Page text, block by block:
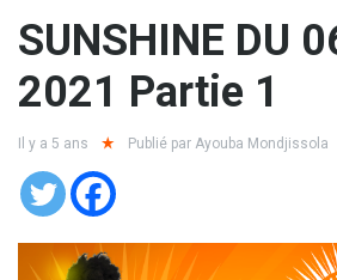
SUNSHINE DU 06-03-
2021 Partie 1
Il y a 5 ans Publié par Ayouba Mondjissola